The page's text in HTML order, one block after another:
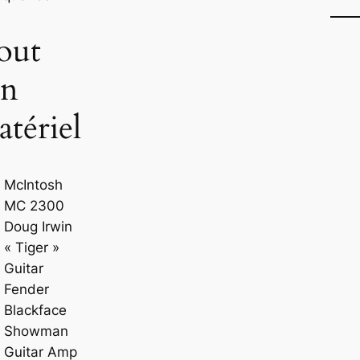
McIntosh
MC 2300
Doug Irwin
« Tiger »
Guitar
Fender
Blackface
Showman
Guitar Amp